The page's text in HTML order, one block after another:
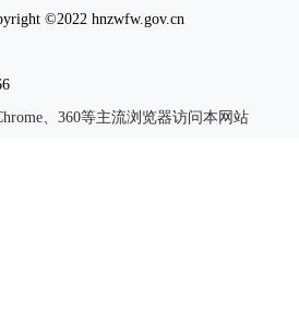
©2022 hnzwfw.gov.cn
、360等主流浏览器访问本网站